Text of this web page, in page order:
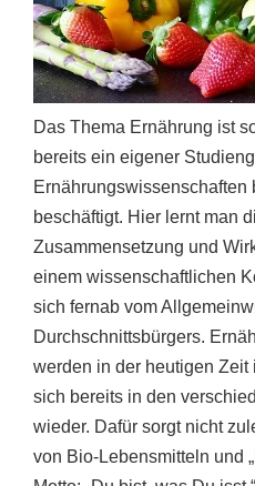
Das Thema Ernährung ist
bereits ein eigener
Ernährungswissenschaften
beschäftigt. Hier lernt man
Zusammensetzung und
einem wissenschaftlichen
sich fernab vom
Durchschnittsbürgers.
werden in der heutigen Zeit
sich bereits in den
wieder. Dafür sorgt nicht
von Bio-Lebensmitteln und